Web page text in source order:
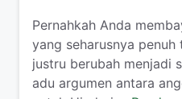
​Pernahkah Anda
yang seharusnya
justru berubah menjadi
adu argumen antara